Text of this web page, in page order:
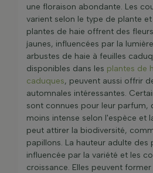
une floraison abondante. Les
varient selon le type de plante
plantes de haie offrent des
jaunes, influencées par la
arbustes de haie à feuilles
disponibles dans les plantes de
caduques, peuvent aussi offrir
automnales intéressantes.
sont connues pour leur parfum,
moins intense selon l'espèce et
peut attirer la biodiversité,
papillons. La hauteur adulte des
influencée par la variété et les
croissance. Elles peuvent